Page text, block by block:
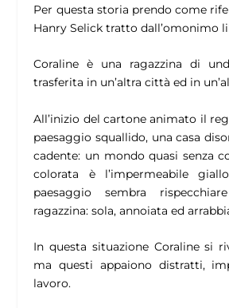
Per questa storia prendo come
Hanry Selick tratto dall’omonimo
Coraline è una ragazzina di
trasferita in un’altra città ed in
All’inizio del cartone animato il
paesaggio squallido, una casa
cadente: un mondo quasi senza
colorata è l’impermeabile
paesaggio sembra
ragazzina: sola, annoiata ed
In questa situazione Coraline si
ma questi appaiono distratti,
lavoro.